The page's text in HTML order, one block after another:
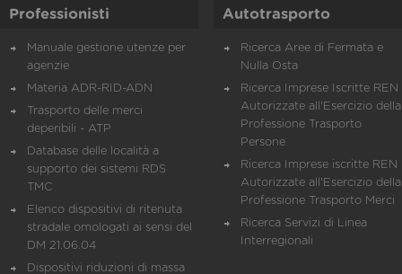
Professionisti
Manuale gestione utenze per
agenzie
Materia ADR-RID-ADN
Trasporto delle merci
deperibili - ATP
Database delle località a
supporto dei sistemi RDS
TMC
Elenco dispositivi di ritenuta
stradale omologati ai sensi del
DM 21.06.04
Dispositivi riduzioni di massa
Autotrasporto
Ricerca Aree di Fermata e
Nulla Osta
Ricerca Imprese Iscritte REN
Autorizzate all'Esercizio della
Professione Trasporto
Persone
Ricerca Imprese iscritte REN
Autorizzate all'Esercizio della
Professione Trasporto Merci
Ricerca Servizi di Linea
Interregionali